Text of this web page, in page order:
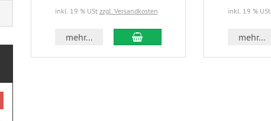
inkl. 19 % USt zzgl. Versandkosten
mehr...
inkl. 19 % USt
mehr...